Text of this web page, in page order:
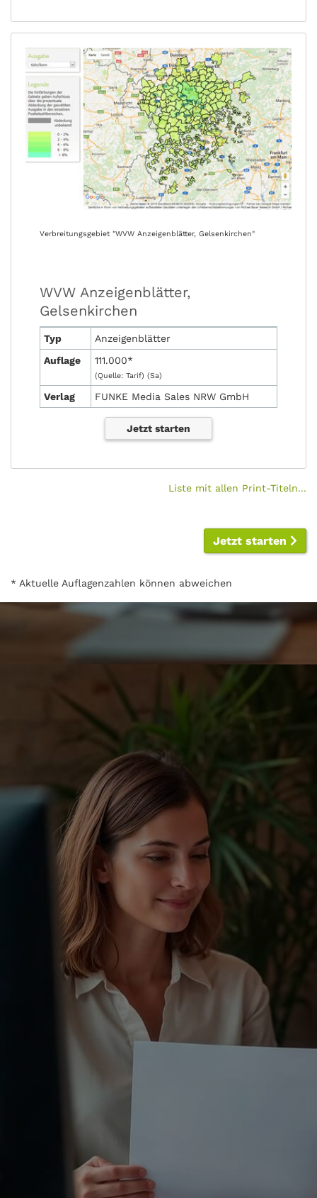
Verbreitungsgebiet "WVW Anzeigenblätter, Gelsenkirchen"
WVW Anzeigenblätter,
Gelsenkirchen
Typ
Anzeigenblätter
Auflage
111.000*
(Quelle: Tarif) (Sa)
Verlag FUNKE Media Sales NRW GmbH
Jetzt starten
Liste mit allen Print-Titeln...
Jetzt starten
* Aktuelle Auflagenzahlen können abweichen